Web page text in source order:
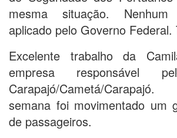
mesma situação.
aplicado pelo Governo Federal.
Excelente trabalho da
empresa responsável
Carapajó/Cametá/
semana foi movimentado um
de passageiros.